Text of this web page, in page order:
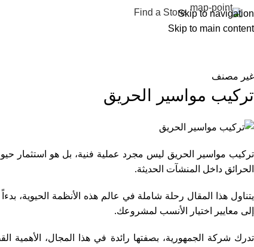
Skip to navigation
Skip to main content
Find a Store
غير مصنف
تركيب مواسير الحريق​
تركيب مواسير الحريق ليس مجرد عملية فنية، بل هو استثمار
الحرائق داخل المنشآت الحديثة.
يتناول هذا المقال رحلة شاملة في عالم هذه الأنظمة الحيوية،
إلى معايير اختيار الأنسب لمشروعك.
تدرك شركة الجمهورية، بصفتها رائدة في هذا المجال، الأهمية